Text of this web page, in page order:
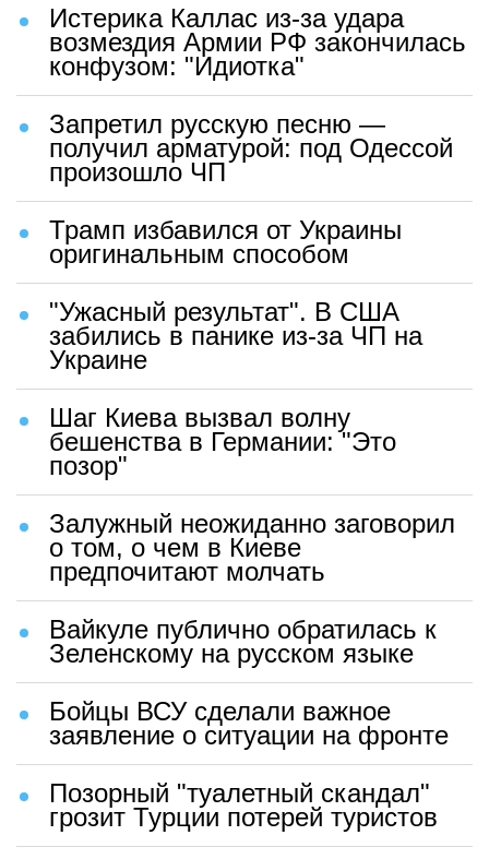
Истерика Каллас из-за удара
возмездия Армии РФ закончилась
конфузом: "Идиотка"
Запретил русскую песню —
получил арматурой: под Одессой
произошло ЧП
Трамп избавился от Украины
оригинальным способом
"Ужасный результат". В США
забились в панике из-за ЧП на
Украине
Шаг Киева вызвал волну
бешенства в Германии: "Это
позор"
Залужный неожиданно заговорил
о том, о чем в Киеве
предпочитают молчать
Вайкуле публично обратилась к
Зеленскому на русском языке
Бойцы ВСУ сделали важное
заявление о ситуации на фронте
Позорный "туалетный скандал"
грозит Турции потерей туристов